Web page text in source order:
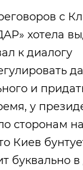
с
хотела
к диалогу
и
у
сторонам
Киев
буквально в